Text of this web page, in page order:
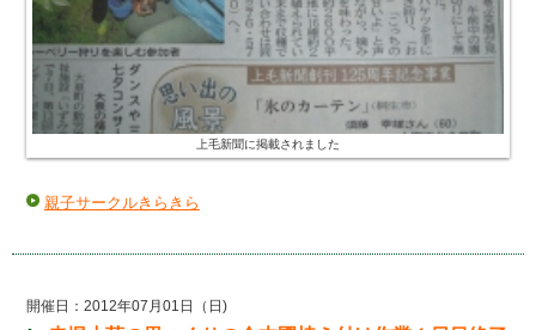
上毛新聞に掲載されました
親子サークルきらきら
開催日：2012年07月01日（日)